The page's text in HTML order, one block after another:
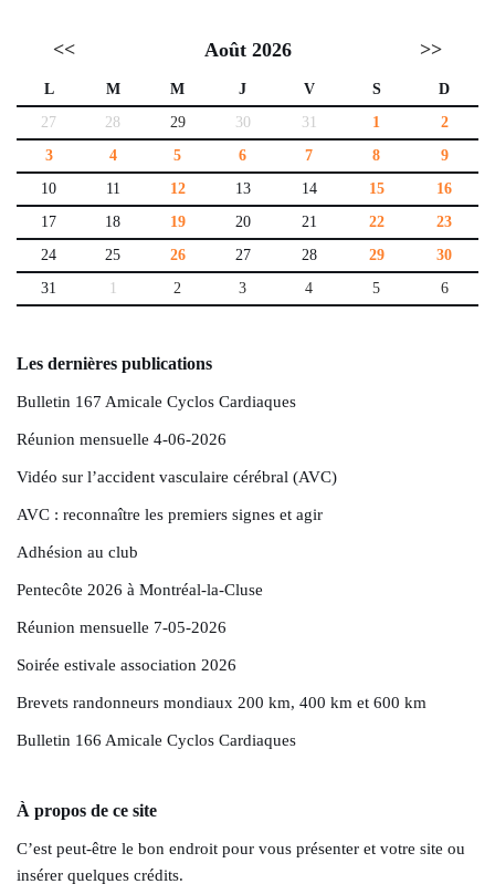
<< Août 2026 >>
L M M J V S
D
27
28 29 30 31 1
2
3
4 5 6 7 8
9
10
11 12 13 14 15
16
17
18 19 20 21 22
23
24
25 26 27 28 29
30
31
1 2 3 4 5 6
Les dernières publications
Bulletin 167 Amicale Cyclos Cardiaques
Réunion mensuelle 4-06-2026
Vidéo sur l’accident vasculaire cérébral (AVC)
AVC : reconnaître les premiers signes et agir
Adhésion au club
Pentecôte 2026 à Montréal-la-Cluse
Réunion mensuelle 7-05-2026
Soirée estivale association 2026
Brevets randonneurs mondiaux 200 km, 400 km et 600 km
Bulletin 166 Amicale Cyclos Cardiaques
À propos de ce site
C’est peut-être le bon endroit pour vous présenter et votre site ou
insérer quelques crédits.